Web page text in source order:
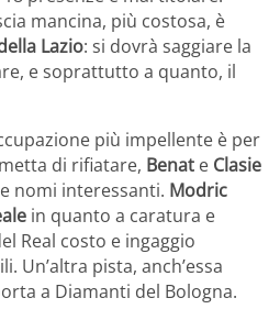
mancina, più costosa, è
Lazio: si dovrà saggiare la
e soprattutto a quanto, il
più impellente è per
di rifiatare, Benat e Clasie
nomi interessanti. Modric
in quanto a caratura e
Real costo e ingaggio
Un’altra pista, anch’essa
a Diamanti del Bologna.